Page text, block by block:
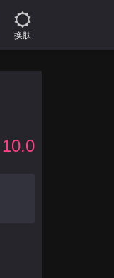
换肤
10.0